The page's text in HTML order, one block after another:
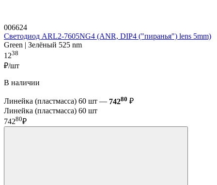
006624
Светодиод ARL2-7605NG4 (ANR, DIP4 ("пиранья") lens 5mm)
Green | Зелёный 525 nm
1238
₽/шт
В наличии
Линейка (пластмасса) 60 шт — 74280 ₽
Линейка (пластмасса) 60 шт
74280₽